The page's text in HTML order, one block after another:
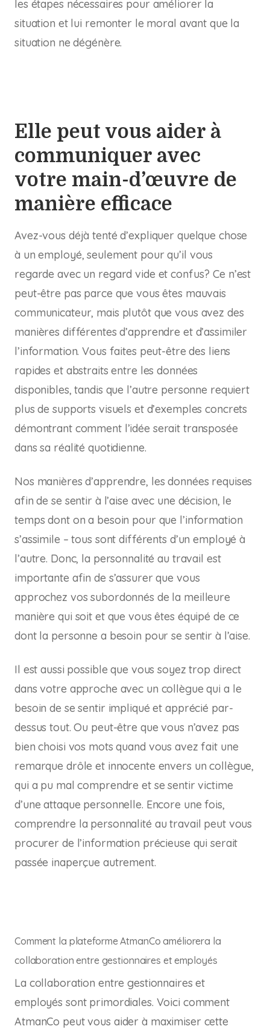
les étapes nécessaires pour améliorer la
situation et lui remonter le moral avant que la
situation ne dégénère.
Elle peut vous aider à
communiquer avec
votre main-d’œuvre de
manière efficace
Avez-vous déjà tenté d’expliquer quelque chose
à un employé, seulement pour qu’il vous
regarde avec un regard vide et confus? Ce n’est
peut-être pas parce que vous êtes mauvais
communicateur, mais plutôt que vous avez des
manières différentes d’apprendre et d’assimiler
l’information. Vous faites peut-être des liens
rapides et abstraits entre les données
disponibles, tandis que l’autre personne requiert
plus de supports visuels et d’exemples concrets
démontrant comment l’idée serait transposée
dans sa réalité quotidienne.
Nos manières d’apprendre, les données requises
afin de se sentir à l’aise avec une décision, le
temps dont on a besoin pour que l’information
s’assimile – tous sont différents d’un employé à
l’autre. Donc, la personnalité au travail est
importante afin de s’assurer que vous
approchez vos subordonnés de la meilleure
manière qui soit et que vous êtes équipé de ce
dont la personne a besoin pour se sentir à l’aise.
Il est aussi possible que vous soyez trop direct
dans votre approche avec un collègue qui a le
besoin de se sentir impliqué et apprécié par-
dessus tout. Ou peut-être que vous n’avez pas
bien choisi vos mots quand vous avez fait une
remarque drôle et innocente envers un collègue,
qui a pu mal comprendre et se sentir victime
d’une attaque personnelle. Encore une fois,
comprendre la personnalité au travail peut vous
procurer de l’information précieuse qui serait
passée inaperçue autrement.
Comment la plateforme AtmanCo améliorera la
collaboration entre gestionnaires et employés
La collaboration entre gestionnaires et
employés sont primordiales. Voici comment
AtmanCo peut vous aider à maximiser cette